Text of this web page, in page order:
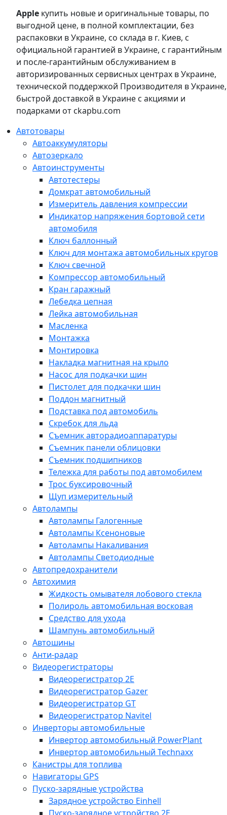
Apple купить новые и оригинальные товары, по
выгодной цене, в полной комплектации, без
распаковки в Украине, со склада в г. Киев, с
официальной гарантией в Украине, с гарантийным
и после-гарантийным обслуживанием в
авторизированных сервисных центрах в Украине,
технической поддержкой Производителя в Украине,
быстрой доставкой в Украине с акциями и
подарками от ckapbu.com
Автотовары
Автоаккумуляторы
Автозеркало
Автоинструменты
Автотестеры
Домкрат автомобильный
Измеритель давления компрессии
Индикатор напряжения бортовой сети
автомобиля
Ключ баллонный
Ключ для монтажа автомобильных кругов
Ключ свечной
Компрессор автомобильный
Кран гаражный
Лебедка цепная
Лейка автомобильная
Масленка
Монтажка
Монтировка
Накладка магнитная на крыло
Насос для подкачки шин
Пистолет для подкачки шин
Поддон магнитный
Подставка под автомобиль
Скребок для льда
Съемник авторадиоаппаратуры
Съемник панели облицовки
Съемник подшипников
Тележка для работы под автомобилем
Трос буксировочный
Щуп измерительный
Автолампы
Автолампы Галогенные
Автолампы Ксеноновые
Автолампы Накаливания
Автолампы Светодиодные
Автопредохранители
Автохимия
Жидкость омывателя лобового стекла
Полироль автомобильная восковая
Средство для ухода
Шампунь автомобильный
Автошины
Анти-радар
Видеорегистраторы
Видеорегистратор 2E
Видеорегистратор Gazer
Видеорегистратор GT
Видеорегистратор Navitel
Инверторы автомобильные
Инвертор автомобильный PowerPlant
Инвертор автомобильный Technaxx
Канистры для топлива
Навигаторы GPS
Пуско-зарядные устройства
Зарядное устройство Einhell